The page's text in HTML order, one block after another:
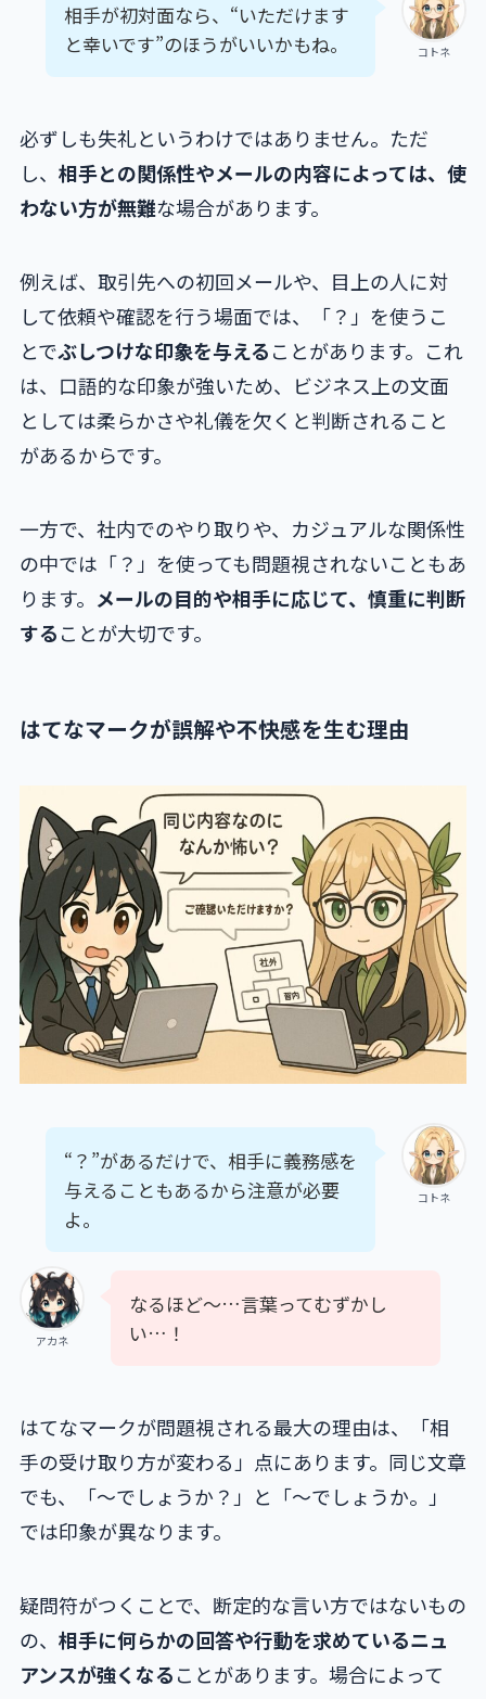
コトネ
相手が初対面なら、“いただけます
と幸いです”のほうがいいかもね。
必ずしも失礼というわけではありません。ただ
し、 相手との関係性やメールの内容によっては、使
わない方が無難な場合があります。
例えば、取引先への初回メールや、目上の人に対
して依頼や確認を行う場面では、「？」を使うこ
とでぶしつけな印象を与えることがあります。これ
は、口語的な印象が強いため、ビジネス上の文面
としては柔らかさや礼儀を欠くと判断されること
があるからです。
一方で、社内でのやり取りや、カジュアルな関係性
の中では「？」を使っても問題視されないこともあ
ります。 メールの目的や相手に応じて、慎重に判断
することが大切です。
はてなマークが誤解や不快感を生む理由
コトネ
“？”があるだけで、相手に義務感を
与えることもあるから注意が必要
よ。
アカネ
なるほど〜…言葉ってむずかし
い…！
はてなマークが問題視される最大の理由は、「相
手の受け取り方が変わる」点にあります。同じ文章
でも、「〜でしょうか？」と「〜でしょうか。」
では印象が異なります。
疑問符がつくことで、断定的な言い方ではないもの
の、 相手に何らかの回答や行動を求めているニュ
アンスが強くなることがあります。場合によって